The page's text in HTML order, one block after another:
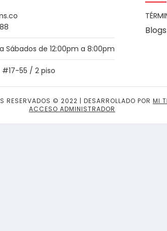
Sábados de 12:00pm a 8:00pm
#17-55 / 2 piso
Blogs
RESERVADOS © 2022 | DESARROLLADO POR MI
ACCESO ADMINISTRADOR